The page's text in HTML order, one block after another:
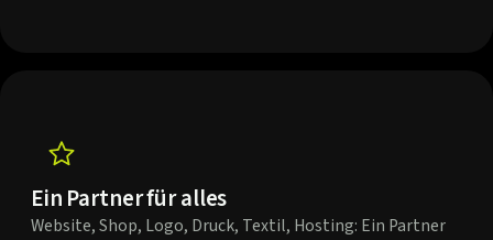
Ein Partner für alles
Website, Shop, Logo, Druck, Textil, Hosting: Ein Partner